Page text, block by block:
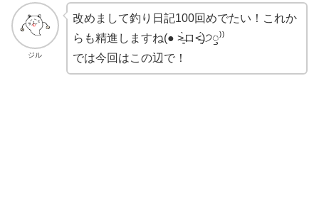
ジル
改めまして釣り日記100回めでたい！これか
らも精進しますね(● ˃̶͈̀ロ˂̶͈́)੭ꠥ⁾⁾
では今回はこの辺で！